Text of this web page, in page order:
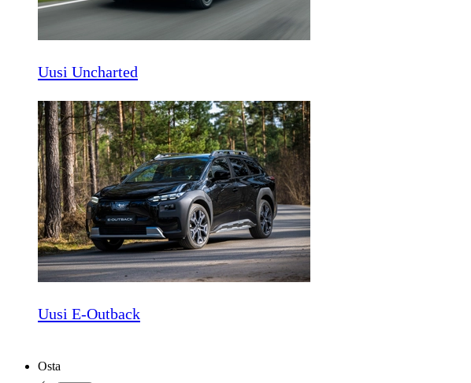
Uusi Uncharted
Uusi E-Outback
Osta